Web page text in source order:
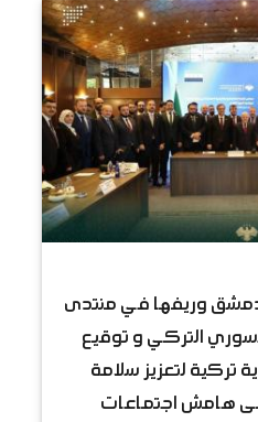
وريفها في منتدى
التركي و توقيع
تركية لتعزيز سلامة